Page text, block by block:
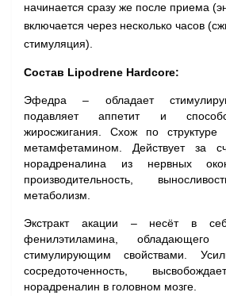
начинается сразу же после приема
включается через несколько часов
стимуляция).
Состав Lipodrene Hardcore:
Эфедра – обладает
подавляет аппетит и
жиросжигания. Схож по
метамфетамином. Действует за
норадреналина из нервных
производительность,
метаболизм.
Экстракт акации – несёт в
фенилэтиламина,
стимулирующим свойствами.
сосредоточенность,
норадреналин в головном мозге.